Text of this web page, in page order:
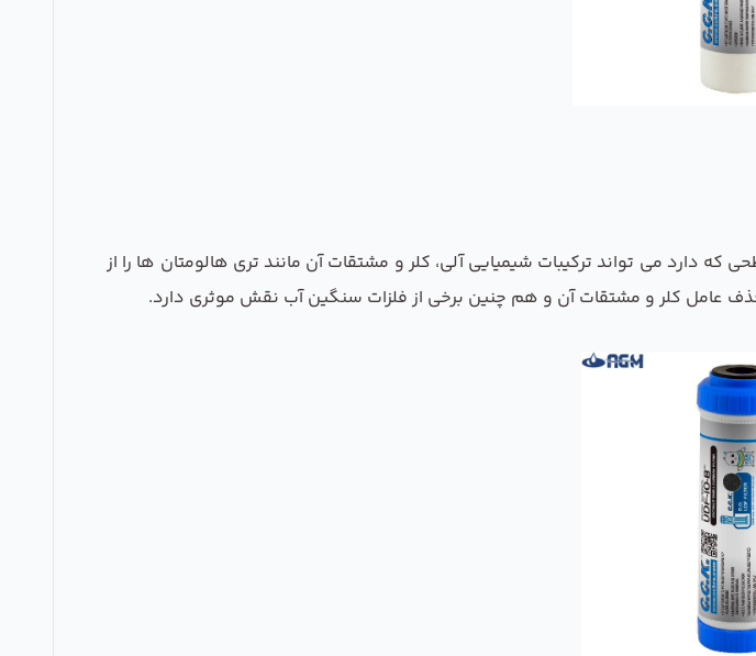
دارد می تواند ترکیبات شیمیایی آلی، کلر و مشتقات آن مانند تری هالومتان ها را از
عامل کلر و مشتقات آن و هم چنین برخی از فلزات سنگین آب نقش موثری دارد.